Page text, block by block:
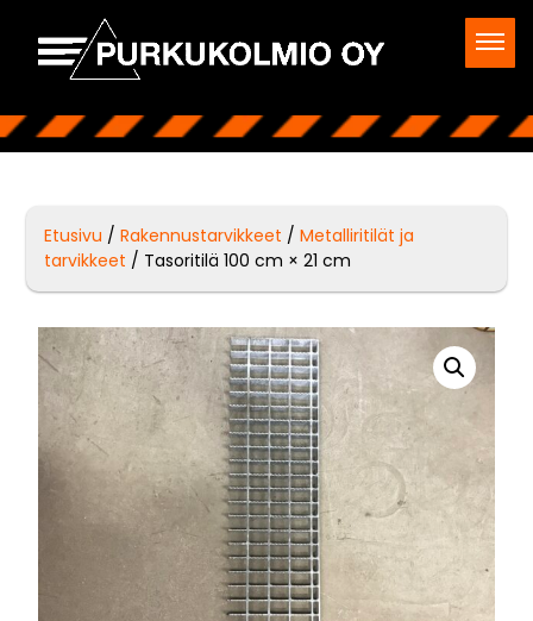
Etusivu /Rakennustarvikkeet /Metalliritilät ja
tarvikkeet / Tasoritilä 100 cm × 21 cm